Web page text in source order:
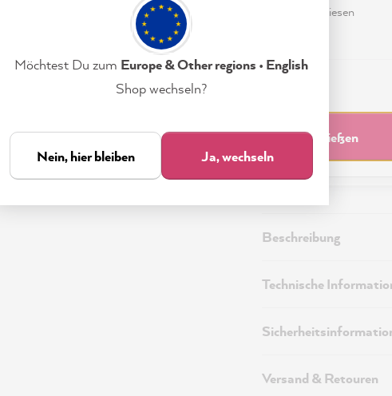
Preise inkl. MwSt. zzgl.
Sofort verfügbar,
Beschreibung
Technische
Versand & Retouren
& Schließen" klickst, stimmst Du (jederzeit widerruflich) diesen
freiwillig zu.
Einstellungen
Akzeptieren & Schließen
Erforderliche
Möchtest Du zum Europe & Other regions • English
Shop wechseln?
Nein, hier bleiben Ja, wechseln